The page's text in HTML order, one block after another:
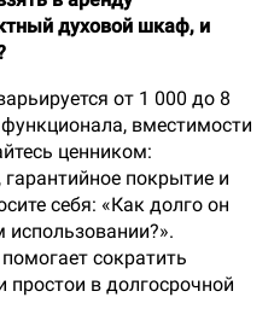
духовой шкаф, и
от 1 000 до 8
вместимости
ценником:
покрытие и
себя: «Как долго он
сократить
простои в долгосрочной